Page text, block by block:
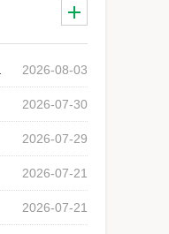
723PCSR玻璃反射测试仪基于光学测量原理，通过照射光线并测量反射光的强度来评估玻璃样品的反射特性。该仪器通常采用单色光源(如激光)照射到待测样品上，然后使用光电探测器捕捉反射光，并将信号转换为可读...
2026-08-03
2026-07-30
2026-07-29
2026-07-21
2026-07-21